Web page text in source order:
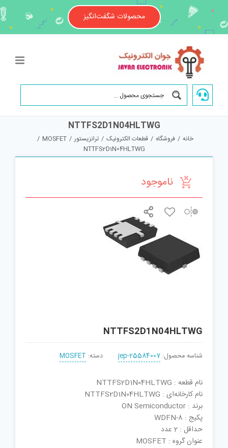
content
محصولات شگفت‌انگیز
NTTFS2D1N04HLTWG
خانه / فروشگاه / قطعات الکترونیک / ترانزیستور /
MOSFET
/
NTTFS2D1N04HLTWG
ناموجود
NTTFS2D1N04HLTWG
شناسه محصول: jep-25584007 دسته: MOSFET
نام قطعه : NTTFS2D1N04HLTWG
نام کارخانه‌ای : NTTFS2D1N04HLTWG
برند : ON Semiconductor
پکیج : WDFN-8
حداقل : 2 عدد
عنوان گروه : MOSFET